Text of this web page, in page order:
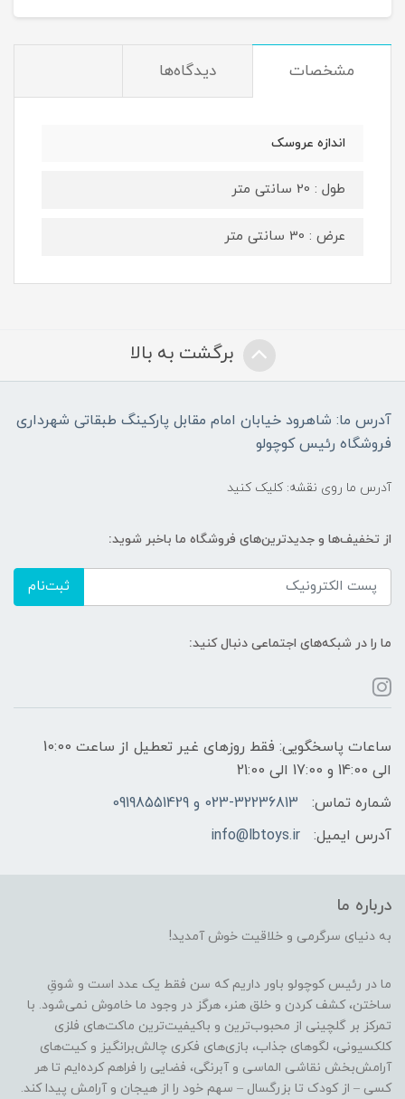
مشخصات دیدگاه‌ها
اندازه عروسک
طول : 20 سانتی متر
عرض : 30 سانتی متر
برگشت به بالا
آدرس ما: شاهرود خیابان امام مقابل پارکینگ طبقاتی شهرداری
فروشگاه رئیس کوچولو
آدرس ما روی نقشه: کلیک کنید
از تخفیف‌ها و جدیدترین‌های فروشگاه ما باخبر شوید:
ثبت‌نام
ما را در شبکه‌های اجتماعی دنبال کنید:
ساعات پاسخگویی: فقط روزهای غیر تعطیل از ساعت 10:00
الی 14:00 و 17:00 الی 21:00
شماره تماس:
023-32236813 و 09198551429
آدرس ایمیل:
info@lbtoys.ir
درباره ما
به دنیای سرگرمی و خلاقیت خوش آمدید!
ما در رئیس کوچولو باور داریم که سن فقط یک عدد است و شوقِ
ساختن، کشف کردن و خلق هنر، هرگز در وجود ما خاموش نمی‌شود. با
تمرکز بر گلچینی از محبوب‌ترین و باکیفیت‌ترین ماکت‌های فلزی
کلکسیونی، لگوهای جذاب، بازی‌های فکری چالش‌برانگیز و کیت‌های
آرامش‌بخش نقاشی الماسی و آبرنگی، فضایی را فراهم کرده‌ایم تا هر
کسی – از کودک تا بزرگسال – سهم خود را از هیجان و آرامش پیدا کند.